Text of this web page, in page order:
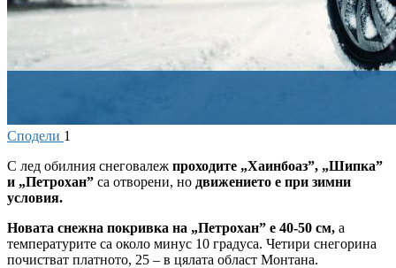
Сподели 1
С лед обилния снеговалеж проходите „Хаинбоаз”, „Шипка”
и „Петрохан” са отворени, но движението е при зимни
условия.
Новата снежна покривка на „Петрохан” е 40-50 см, а
температурите са около минус 10 градуса. Четири снегорина
почистват платното, 25 – в цялата област Монтана.